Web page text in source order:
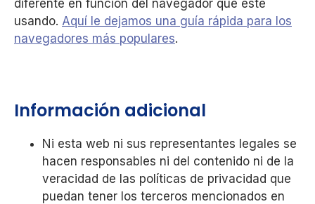
diferente en función del navegador que esté
usando. Aquí le dejamos una guía rápida para los
navegadores más populares.
Información adicional
Ni esta web ni sus representantes legales se
hacen responsables ni del contenido ni de la
veracidad de las políticas de privacidad que
puedan tener los terceros mencionados en